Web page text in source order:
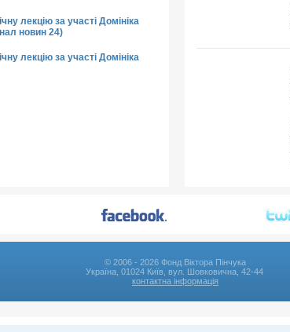
лекцію за участі Домініка
новин 24)
лекцію за участі Домініка
© 2006 - 2026 Фонд Віктора Пінчука
Україна, 01024 Київ, вул. Шовковична, 42-44
контактна інформація